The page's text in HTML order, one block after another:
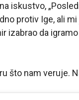
iskustvo,
protiv Ige, ali
izabrao da
što nam veruje.